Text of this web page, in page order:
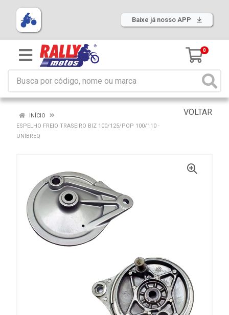
Baixe já nosso APP
0
VOLTAR
INÍCIO
ESPELHO FREIO TRASEIRO BIZ 100/125/POP 100/110 -
UNIBREQ